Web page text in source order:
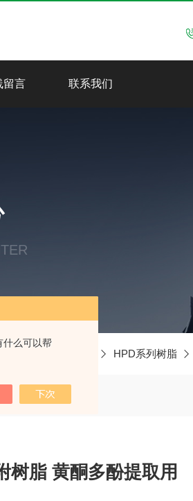
什么可以帮
留言 联系我们
HPD系列树脂
树脂 黄酮多酚提取用